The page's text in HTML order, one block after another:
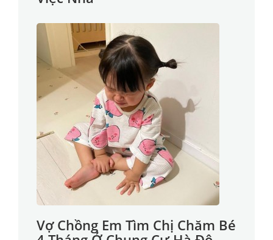
Vợ Chồng Em Tìm Chị Chăm Bé